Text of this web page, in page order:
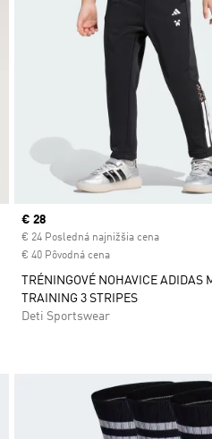
Current price
€ 28
€ 24 Posledná najnižšia cena
€ 40 Pôvodná cena
TRÉNINGOVÉ NOHAVICE ADIDAS
TRAINING 3 STRIPES
Deti Sportswear
Pridať do zoznamu želaných